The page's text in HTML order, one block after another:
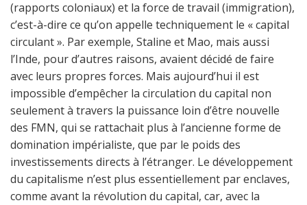
(rapports coloniaux) et la force de travail (immigration),
c’est-à-dire ce qu’on appelle techniquement le « capital
circulant ». Par exemple, Staline et Mao, mais aussi
l’Inde, pour d’autres raisons, avaient décidé de faire
avec leurs propres forces. Mais aujourd’hui il est
impossible d’empêcher la circulation du capital non
seulement à travers la puissance loin d’être nouvelle
des FMN, qui se rattachait plus à l’ancienne forme de
domination impérialiste, que par le poids des
investissements directs à l’étranger. Le développement
du capitalisme n’est plus essentiellement par enclaves,
comme avant la révolution du capital, car, avec la